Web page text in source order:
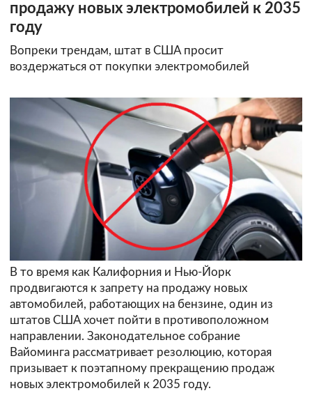
продажу новых электромобилей к 2035
году
Вопреки трендам, штат в США просит
воздержаться от покупки электромобилей
В то время как Калифорния и Нью-Йорк
продвигаются к запрету на продажу новых
автомобилей, работающих на бензине, один из
штатов США хочет пойти в противоположном
направлении. Законодательное собрание
Вайоминга рассматривает резолюцию, которая
призывает к поэтапному прекращению продаж
новых электромобилей к 2035 году.